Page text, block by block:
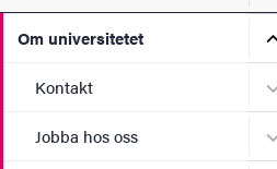
Om universitetet
Kontakt
Jobba hos oss